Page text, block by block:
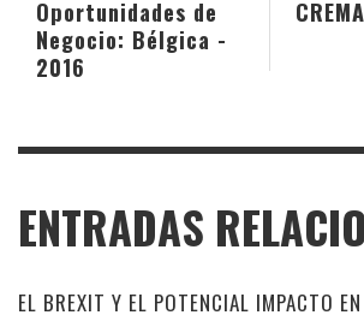
Oportunidades de
Negocio: Bélgica -
2016
ENTRADAS
EL BREXIT Y EL POTENCIAL IMPACTO